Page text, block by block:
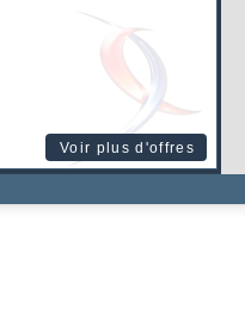
Voir plus d'offres